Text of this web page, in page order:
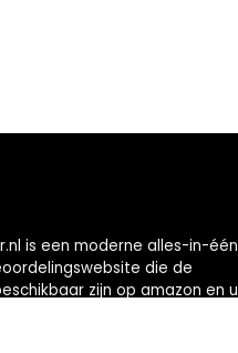
is een moderne alles-in-één
die de
zijn op amazon en u